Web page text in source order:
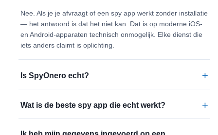
Nee. Als je je afvraagt of een spy app werkt zonder installatie
— het antwoord is dat het niet kan. Dat is op moderne iOS-
en Android-apparaten technisch onmogelijk. Elke dienst die
iets anders claimt is oplichting.
Is SpyOnero echt? +
Wat is de beste spy app die echt werkt? +